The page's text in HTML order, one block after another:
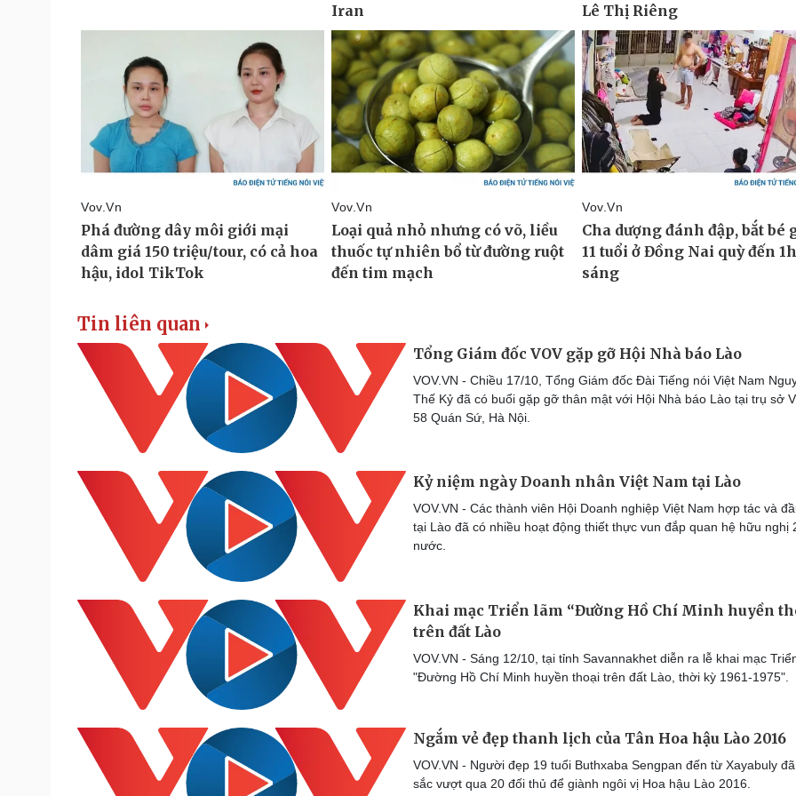
Tin liên quan
Tổng Giám đốc VOV gặp gỡ Hội Nhà báo Lào
VOV.VN - Chiều 17/10, Tổng Giám đốc Đài Tiếng nói Việt Nam
Thế Kỷ đã có buổi gặp gỡ thân mật với Hội Nhà báo Lào tại trụ sở
58 Quán Sứ, Hà Nội.
Kỷ niệm ngày Doanh nhân Việt Nam tại Lào
VOV.VN - Các thành viên Hội Doanh nghiệp Việt Nam hợp tác và
tại Lào đã có nhiều hoạt động thiết thực vun đắp quan hệ hữu nghị
nước.
Khai mạc Triển lãm “Đường Hồ Chí Minh huyền
trên đất Lào
VOV.VN - Sáng 12/10, tại tỉnh Savannakhet diễn ra lễ khai mạc
"Đường Hồ Chí Minh huyền thoại trên đất Lào, thời kỳ 1961-1975".
Ngắm vẻ đẹp thanh lịch của Tân Hoa hậu Lào 2016
VOV.VN - Người đẹp 19 tuổi Buthxaba Sengpan đến từ Xayabuly
sắc vượt qua 20 đối thủ để giành ngôi vị Hoa hậu Lào 2016.